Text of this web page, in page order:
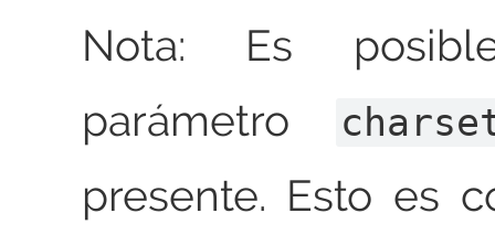
Nota: Es
parámetro
presente. Esto es